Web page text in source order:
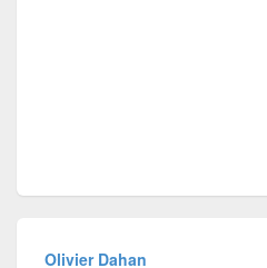
Olivier Dahan